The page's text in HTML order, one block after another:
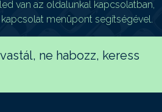
van az oldalunkal kapcsolatban,
menüpont segítségével.
ne habozz, keress